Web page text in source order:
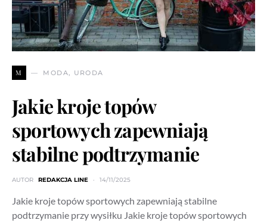
M MODA, URODA
Jakie kroje topów
sportowych zapewniają
stabilne podtrzymanie
AUTOR REDAKCJA LINE 14/11/2025
Jakie kroje topów sportowych zapewniają stabilne
podtrzymanie przy wysiłku Jakie kroje topów sportowych